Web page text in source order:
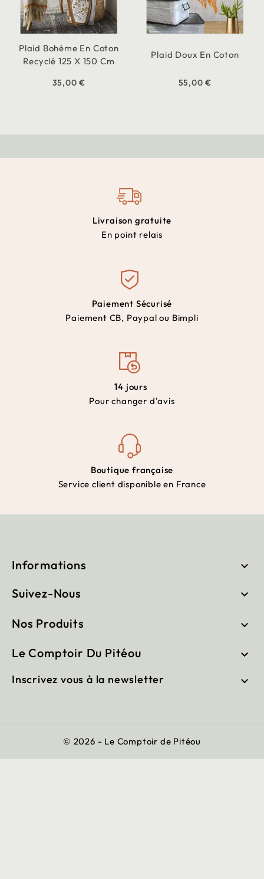
Plaid Bohème En Coton
Recyclé 125 X 150 Cm
35,00 €
Plaid Doux En Coton
55,00 €
Livraison gratuite
En point relais
Paiement Sécurisé
Paiement CB, Paypal ou Bimpli
14 jours
Pour changer d'avis
Boutique française
Service client disponible en France
Informations 
Suivez-Nous 
Nos Produits 
Le Comptoir Du Pitéou 
Inscrivez vous à la newsletter 
© 2026 - Le Comptoir de Pitéou